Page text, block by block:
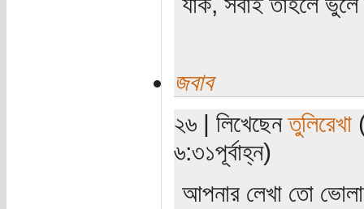
জবাব
২৬ | লিখেছেনতুলিরেখা
৬:৩১পূর্বাহ্ন)
আপনার লেখা তো